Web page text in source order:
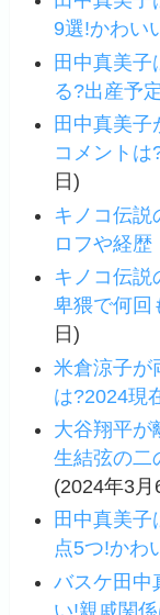
9選!かわい
田中真美
る?出産予
田中真美
コメントは
日)
キノコ伝説
ロフや経歴
キノコ伝説
卑猥で何回
日)
米倉涼子が
は?2024現
大谷翔平が
生結弦の二
(2024年3月
田中真美子
点5つ!かわ
バスケ田中
い!親戚関